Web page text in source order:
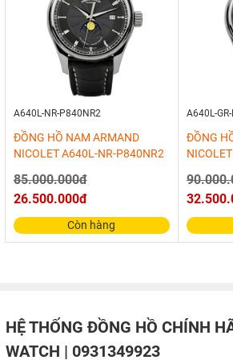
A640L-NR-P840NR2
ĐỒNG HỒ NAM ARMAND
NICOLET A640L-NR-P840NR2
85.000.000đ
26.500.000đ
Còn hàng
A640L-
ĐỒNG
HỆ THỐNG ĐỒNG HỒ CHÍNH
WATCH | 0931349923